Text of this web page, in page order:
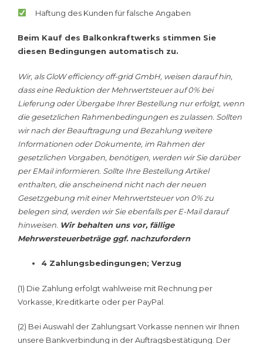
Haftung des Kunden für falsche Angaben
Beim Kauf des Balkonkraftwerks stimmen Sie
diesen Bedingungen automatisch zu.
Wir, als GloW efficiency off-grid GmbH, weisen darauf hin,
dass eine Reduktion der Mehrwertsteuer auf 0% bei
Lieferung oder Übergabe Ihrer Bestellung nur erfolgt, wenn
die gesetzlichen Rahmenbedingungen es zulassen. Sollten
wir nach der Beauftragung und Bezahlung weitere
Informationen oder Dokumente, im Rahmen der
gesetzlichen Vorgaben, benötigen, werden wir Sie darüber
per EMail informieren. Sollte Ihre Bestellung Artikel
enthalten, die anscheinend nicht nach der neuen
Gesetzgebung mit einer Mehrwertsteuer von 0% zu
belegen sind, werden wir Sie ebenfalls per E-Mail darauf
hinweisen. Wir behalten uns vor, fällige
Mehrwersteuerbeträge ggf. nachzufordern
4 Zahlungsbedingungen; Verzug
(1) Die Zahlung erfolgt wahlweise mit Rechnung per
Vorkasse, Kreditkarte oder per PayPal.
(2) Bei Auswahl der Zahlungsart Vorkasse nennen wir Ihnen
unsere Bankverbindung in der Auftragsbestätigung. Der